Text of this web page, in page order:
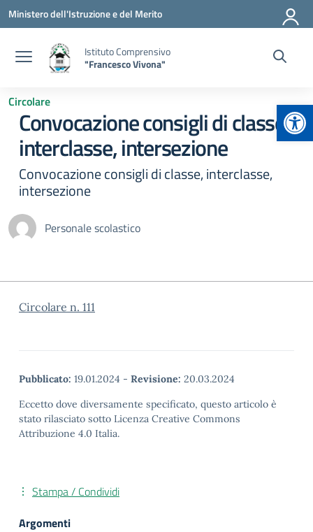
Vai ai contenuti
Vai al menu di navigazione
Vai al footer
Ministero dell'Istruzione e del Merito
Istituto Comprensivo
"Francesco Vivona"
Circolare
Convocazione consigli di classe,
interclasse, intersezione
Convocazione consigli di classe, interclasse,
intersezione
Personale scolastico
Circolare n. 111
Pubblicato: 19.01.2024 - Revisione: 20.03.2024
Eccetto dove diversamente specificato, questo articolo è
stato rilasciato sotto Licenza Creative Commons
Attribuzione 4.0 Italia.
Stampa / Condividi
Argomenti